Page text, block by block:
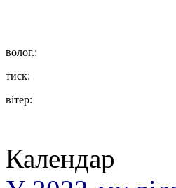
волог.:
тиск:
вітер:
Календар